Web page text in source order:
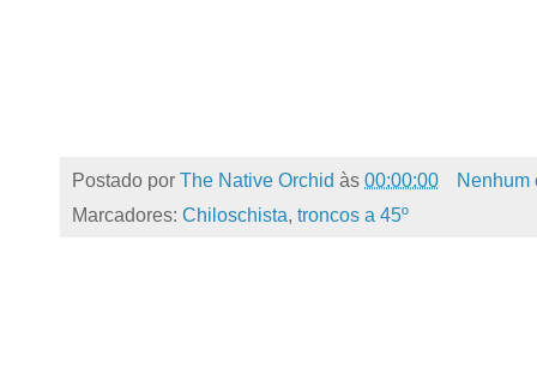
Postado por The Native Orchid às 00:00:00
Nenhum
Marcadores: Chiloschista, troncos a 45º